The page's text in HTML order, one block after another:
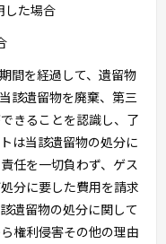
した場合
間を経過して、遺留物
該遺留物を廃棄、第三
きることを認識し、了
は当該遺留物の処分に
任を一切負わず、ゲス
分に要した費用を請求
遺留物の処分に関して
権利侵害その他の理由